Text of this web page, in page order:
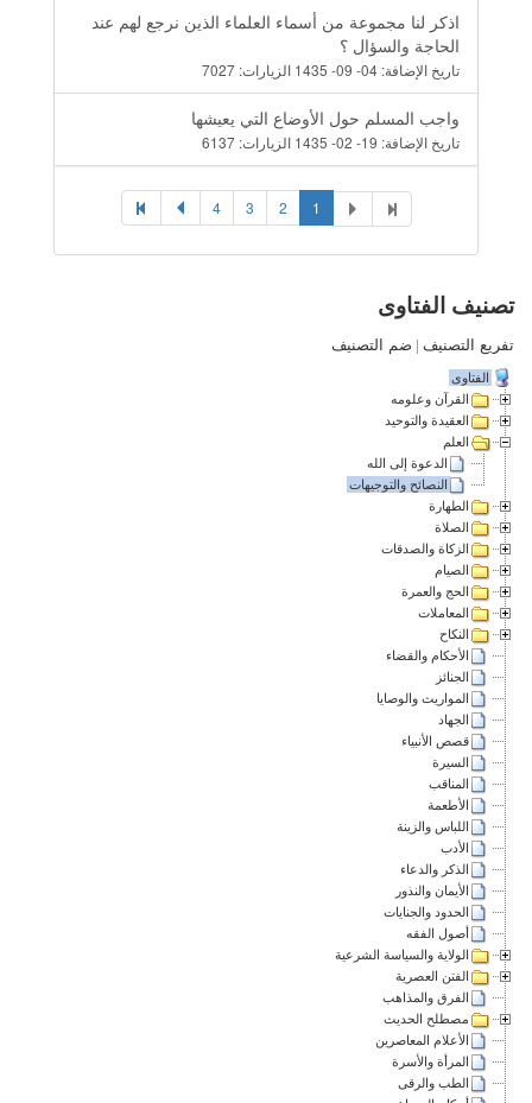
اذكر لنا مجموعة من أسماء العلماء الذين نرجع لهم عند
الحاجة والسؤال ؟
تاريخ الإضافة: 04- 09- 1435 الزيارات: 7027
واجب المسلم حول الأوضاع التي يعيشها
تاريخ الإضافة: 19- 02- 1435 الزيارات: 6137
1
2
3
4
تصنيف الفتاوى
تفريع التصنيف | ضم التصنيف
الفتاوى
القرآن وعلومه
العقيدة والتوحيد
العلم
الدعوة إلى الله
النصائح والتوجيهات
الطهارة
الصلاة
الزكاة والصدقات
الصيام
الحج والعمرة
المعاملات
النكاح
الأحكام والقضاء
الجنائز
المواريث والوصايا
الجهاد
قصص الأنبياء
السيرة
المناقب
الأطعمة
اللباس والزينة
الأدب
الذكر والدعاء
الأيمان والنذور
الحدود والجنايات
أصول الفقه
الولاية والسياسة الشرعية
الفتن العصرية
الفرق والمذاهب
مصطلح الحديث
الأعلام المعاصرين
المرأة والأسرة
الطب والرقى